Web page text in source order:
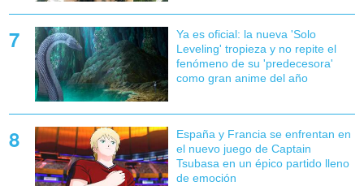
Ya es oficial: la nueva 'Solo
Leveling' tropieza y no repite el
fenómeno de su 'predecesora'
como gran anime del año
España y Francia se enfrentan en
el nuevo juego de Captain
Tsubasa en un épico partido lleno
de emoción